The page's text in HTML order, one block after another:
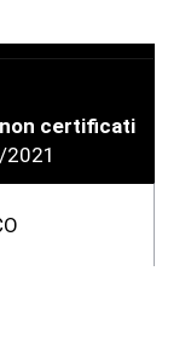
certificati